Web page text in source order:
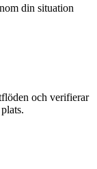
din situation
och verifierar